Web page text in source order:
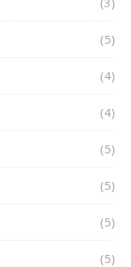
(5)
(4)
(4)
(5)
(5)
(5)
(5)